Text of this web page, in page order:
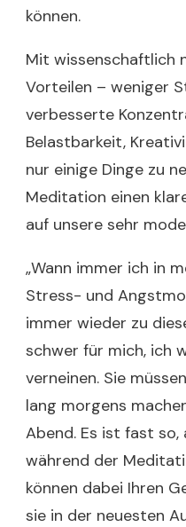
können.
Mit wissenschaftlich
Vorteilen – weniger
verbesserte
Belastbarkeit,
nur einige Dinge zu
Meditation einen
auf unsere sehr
„Wann immer ich in
Stress- und
immer wieder zu
schwer für mich, ich
verneinen. Sie
lang morgens
Abend. Es ist fast so,
während der
können dabei Ihren
sie in der neuesten